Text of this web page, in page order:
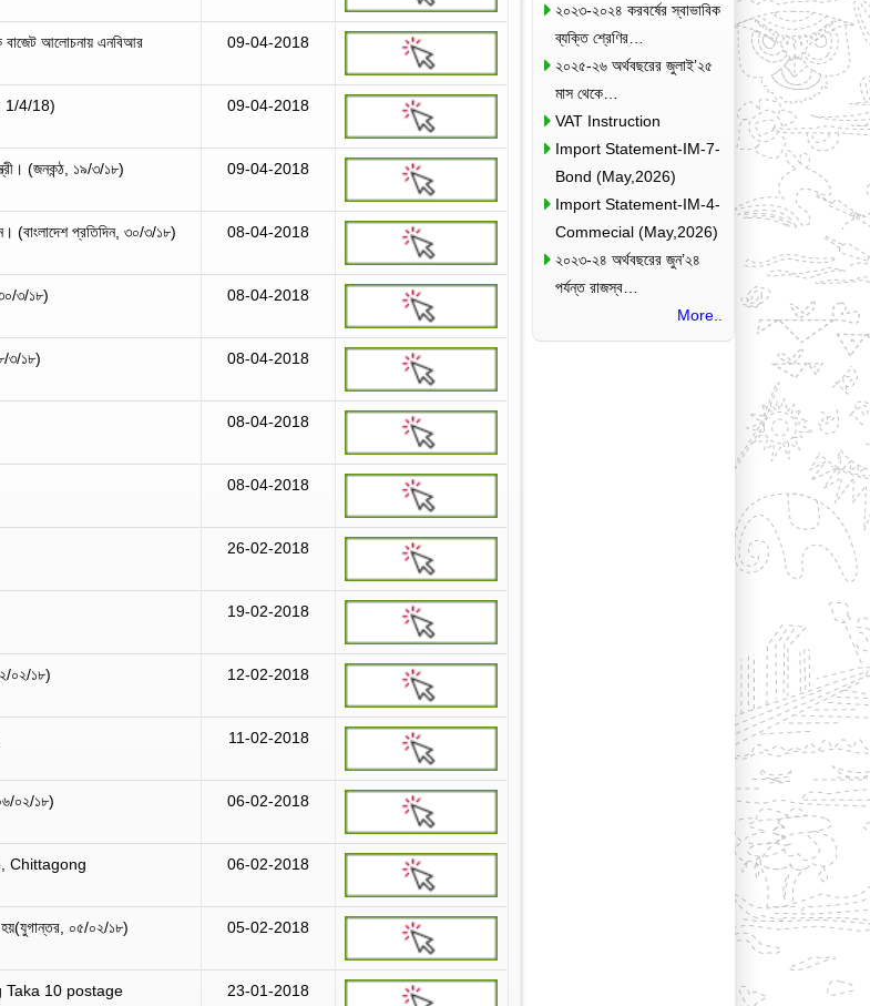
বাজেট আলোচনায় এনবিআর
09-04-2018
1/4/18) 09-04-2018
(জনকন্ঠ, ১৯/৩/১৮) 09-04-2018
(বাংলাদেশ প্রতিদিন, ৩০/৩/১৮) 08-04-2018
৩/১৮) 08-04-2018
৩/১৮) 08-04-2018
08-04-2018
08-04-2018
26-02-2018
19-02-2018
০২/১৮) 12-02-2018
11-02-2018
০২/১৮) 06-02-2018
Chittagong 06-02-2018
০৫/০২/১৮) 05-02-2018
Taka 10 postage
23-01-2018
২০২৩-২০২৪ করবর্ষের স্বাভাবিক
ব্যক্তি শ্রেণির…
২০২৫-২৬ অর্থবছরের জুলাই’২৫
মাস থেকে…
VAT Instruction
Import Statement-IM-7-
Bond (May,2026)
Import Statement-IM-4-
Commecial (May,2026)
২০২৩-২৪ অর্থবছরের জুন’২৪
পর্যন্ত রাজস্ব…
More..